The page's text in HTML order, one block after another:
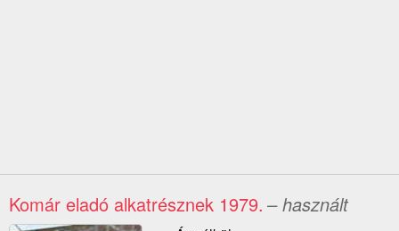
Komár eladó alkatrésznek 1979. – használt